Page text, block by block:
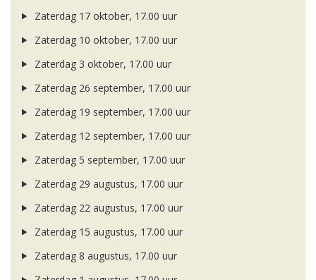
Zaterdag 17 oktober, 17.00 uur
Zaterdag 10 oktober, 17.00 uur
Zaterdag 3 oktober, 17.00 uur
Zaterdag 26 september, 17.00 uur
Zaterdag 19 september, 17.00 uur
Zaterdag 12 september, 17.00 uur
Zaterdag 5 september, 17.00 uur
Zaterdag 29 augustus, 17.00 uur
Zaterdag 22 augustus, 17.00 uur
Zaterdag 15 augustus, 17.00 uur
Zaterdag 8 augustus, 17.00 uur